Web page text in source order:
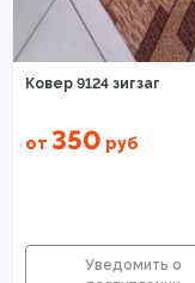
Ковер 9124 зигзаг
от 350 руб